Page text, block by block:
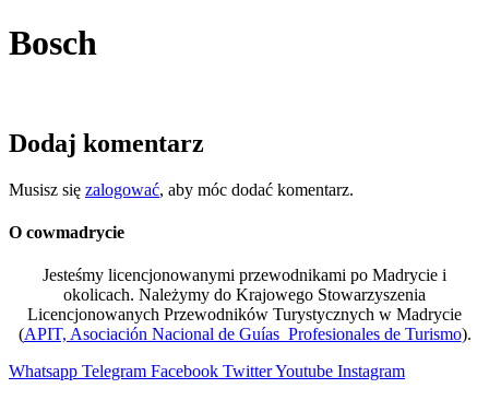
Bosch
Dodaj komentarz
Musisz się zalogować, aby móc dodać komentarz.
O cowmadrycie
Jesteśmy licencjonowanymi przewodnikami po Madrycie i
okolicach. Należymy do Krajowego Stowarzyszenia
Licencjonowanych Przewodników Turystycznych w Madrycie
(APIT, Asociación Nacional de Guías Profesionales de Turismo).
Whatsapp Telegram Facebook TwitterYoutube Instagram